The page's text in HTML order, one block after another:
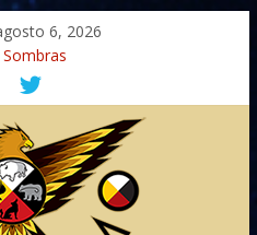
6, 2026
A Jornada do Espírito Ancestral
Espiritual – Crescimento